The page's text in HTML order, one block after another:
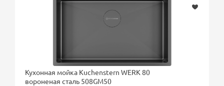
Кухонная мойка Kuchenstern WERK 80
вороненая сталь 508GM50